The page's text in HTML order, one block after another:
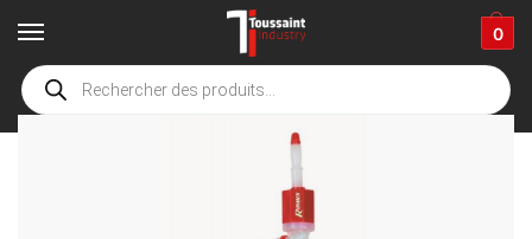
0
Accueil boutique / Fournitures industrielles